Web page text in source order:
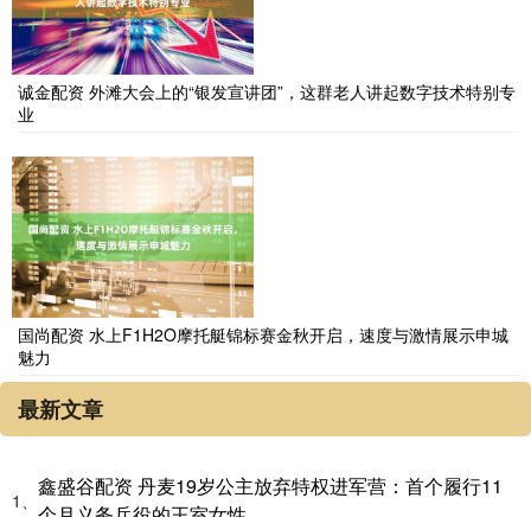
诚金配资 外滩大会上的“银发宣讲团”，这群老人讲起数字技术特别专
业
国尚配资 水上F1H2O摩托艇锦标赛金秋开启，速度与激情展示申城
魅力
最新文章
1、
鑫盛谷配资 丹麦19岁公主放弃特权进军营：首个履行11